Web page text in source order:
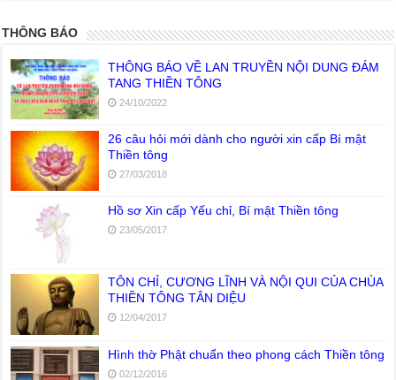
THÔNG BÁO
THÔNG BÁO VỀ LAN TRUYỀN NỘI DUNG ĐÁM
TANG THIỀN TÔNG
24/10/2022
26 câu hỏi mới dành cho người xin cấp Bí mật
Thiền tông
27/03/2018
Hồ sơ Xin cấp Yếu chỉ, Bí mật Thiền tông
23/05/2017
TÔN CHỈ, CƯƠNG LĨNH VÀ NỘI QUI CỦA CHÙA
THIỀN TÔNG TÂN DIỆU
12/04/2017
Hình thờ Phật chuẩn theo phong cách Thiền tông
02/12/2016